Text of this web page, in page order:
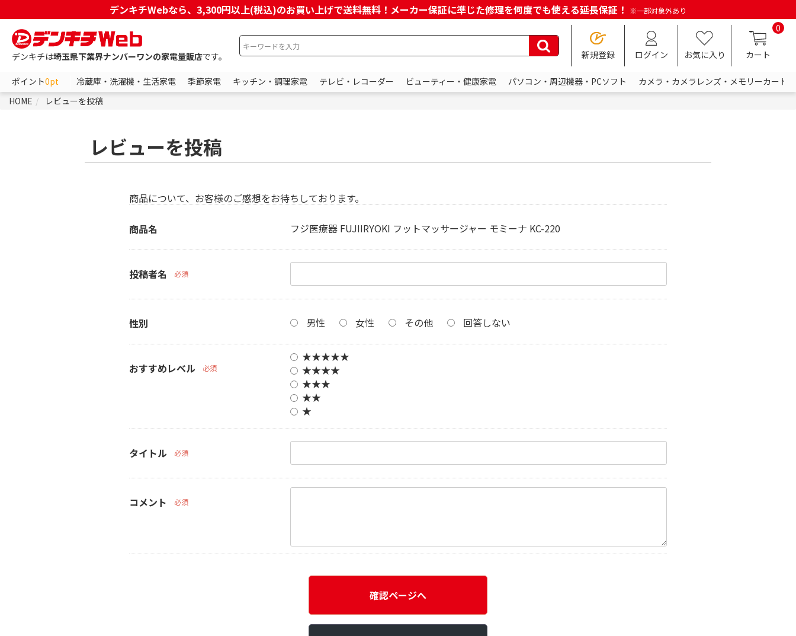
デンキチWebなら、3,300円以上(税込)のお買い上げで送料無料！メーカー保証に準じた修理を何度でも使える延長保証！ ※一部対象外あり
デンキチは埼玉県下業界ナンバーワンの家電量販店です。 新規登録 ログイン お気に入り
0
カート
ポイント0pt 冷蔵庫・洗濯機・生活家電 季節家電 キッチン・調理家電 テレビ・レコーダー ビューティー・健康家電 パソコン・周辺機器・PCソフト
カメラ・カメラレンズ・メモリーカード
HOME
レビューを投稿
レビューを投稿
商品について、お客様のご感想をお待ちしております。
商品名 フジ医療器 FUJIIRYOKI フットマッサージャー モミーナ KC-220
投稿者名 必須
性別 男性 女性 その他 回答しない
おすすめレベル 必須
★★★★★
★★★★
★★★
★★
★
タイトル 必須
コメント 必須
確認ページへ